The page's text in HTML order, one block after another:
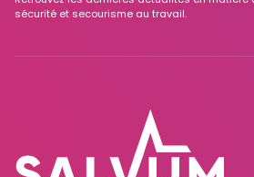
sécurité et secourisme au travail.